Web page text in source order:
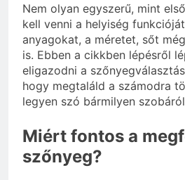
Nem olyan egyszerű, mint
kell venni a helyiség
anyagokat, a méretet, sőt
is. Ebben a cikkben lépésről
eligazodni a
hogy megtaláld a számodra
legyen szó bármilyen
Miért fontos a
szőnyeg?